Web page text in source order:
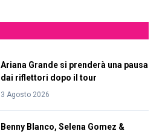
Ariana Grande si prenderà una pausa
dai riflettori dopo il tour
3 Agosto 2026
Benny Blanco, Selena Gomez &